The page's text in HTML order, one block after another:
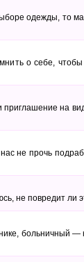
одежды, то
о себе,
приглашение на
не прочь
не повредит
больничный